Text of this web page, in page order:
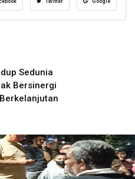
Twitter Google
Sedunia
Bersinergi